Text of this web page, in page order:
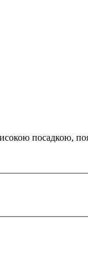
посадкою,